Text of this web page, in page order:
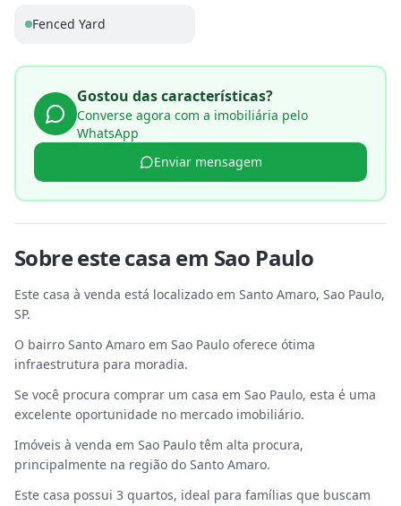
Fenced Yard
Gostou das características?
Converse agora com a imobiliária pelo
WhatsApp
Enviar mensagem
Sobre estecasa em Sao Paulo
Este casa à venda está localizado em Santo Amaro, Sao Paulo,
SP.
O bairro Santo Amaro em Sao Paulo oferece ótima
infraestrutura para moradia.
Se você procura comprar um casa em Sao Paulo, esta é uma
excelente oportunidade no mercado imobiliário.
Imóveis à venda em Sao Paulo têm alta procura,
principalmente na região do Santo Amaro.
Este casa possui 3 quartos, ideal para famílias que buscam